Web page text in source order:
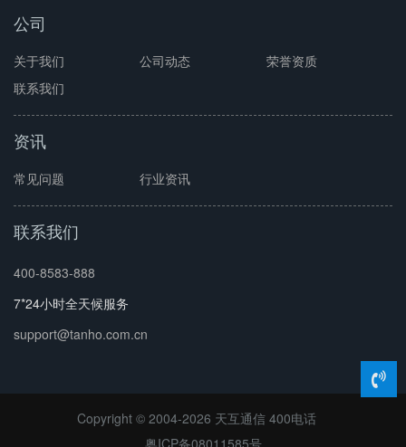
公司
关于我们 公司动态
荣誉资质
联系我们
资讯
常见问题 行业资讯
联系我们
400-8583-888
7*24小时全天候服务
support@tanho.com.cn
Copyright © 2004-2026 天互通信 400电话
粤ICP备08011585号